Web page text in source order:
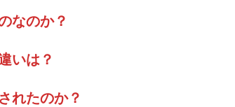
なのか？
いは？
れたのか？